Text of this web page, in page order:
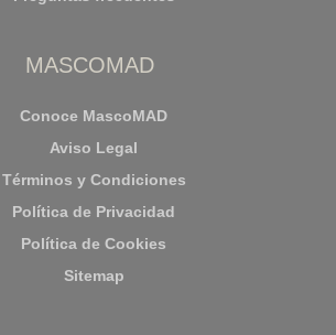
MASCOMAD
Conoce MascoMAD
Aviso Legal
Términos y Condiciones
Política de Privacidad
Política de Cookies
Sitemap